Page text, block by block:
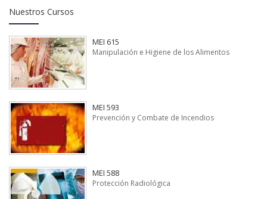
Nuestros Cursos
MEI 615
Manipulación e Higiene de los Alimentos
MEI 593
Prevención y Combate de Incendios
MEI 588
Protección Radiológica